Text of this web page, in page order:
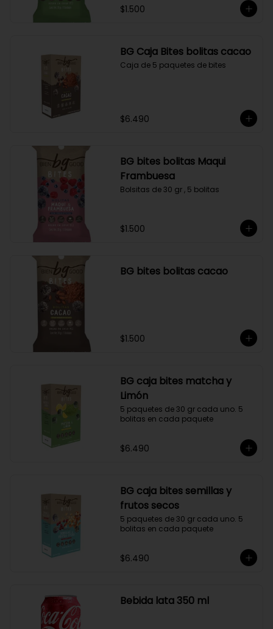
$1.500
BG Caja Bites bolitas cacao
Caja de 5 paquetes de bites
$6.490
BG bites bolitas Maqui
Frambuesa
Bolsitas de 30 gr , 5 bolitas
$1.500
BG bites bolitas cacao
$1.500
BG caja bites matcha y
Limón
5 paquetes de 30 gr cada uno. 5
bolitas en cada paquete
$6.490
BG caja bites semillas y
frutos secos
5 paquetes de 30 gr cada uno. 5
bolitas en cada paquete
$6.490
Bebida lata 350 ml